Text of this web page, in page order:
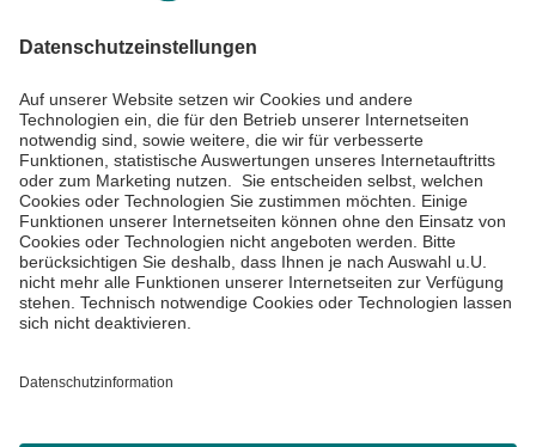
Impressum